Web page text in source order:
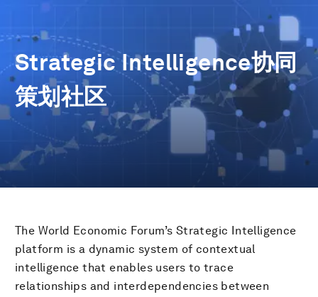
Strategic Intelligence协同
策划社区
The World Economic Forum’s Strategic Intelligence
platform is a dynamic system of contextual
intelligence that enables users to trace
relationships and interdependencies between